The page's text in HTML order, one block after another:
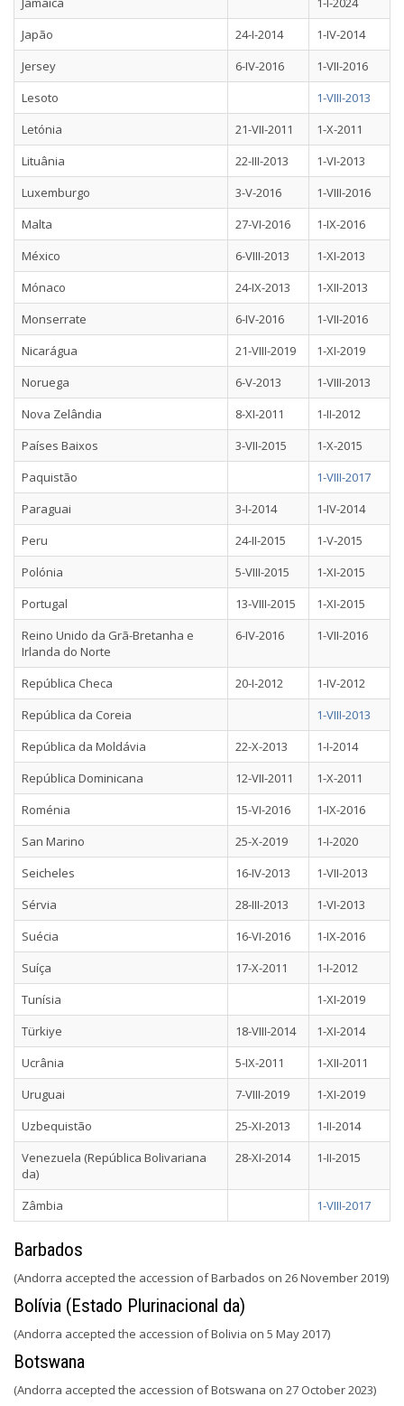
Japão
24-I-2014
1-IV-2014
Jersey
6-IV-2016
1-VII-2016
Lesoto
1-VIII-2013
Letónia
21-VII-2011
1-X-2011
Lituânia
22-III-2013
1-VI-2013
Luxemburgo
3-V-2016
1-VIII-2016
Malta
27-VI-2016
1-IX-2016
México
6-VIII-2013
1-XI-2013
Mónaco
24-IX-2013
1-XII-2013
Monserrate
6-IV-2016
1-VII-2016
Nicarágua
21-VIII-2019
1-XI-2019
Noruega
6-V-2013
1-VIII-2013
Nova Zelândia
8-XI-2011
1-II-2012
Países Baixos
3-VII-2015
1-X-2015
Paquistão
1-VIII-2017
Paraguai
3-I-2014
1-IV-2014
Peru
24-II-2015
1-V-2015
Polónia
5-VIII-2015
1-XI-2015
Portugal
13-VIII-2015
1-XI-2015
Reino Unido da Grã-Bretanha e
Irlanda do Norte
6-IV-2016 1-VII-2016
República Checa 20-I-2012
1-IV-2012
República da Coreia
1-VIII-2013
República da Moldávia
22-X-2013
1-I-2014
República Dominicana
12-VII-2011
1-X-2011
Roménia
15-VI-2016
1-IX-2016
San Marino
25-X-2019
1-I-2020
Seicheles
16-IV-2013
1-VII-2013
Sérvia
28-III-2013
1-VI-2013
Suécia
16-VI-2016
1-IX-2016
Suíça
17-X-2011
1-I-2012
Tunísia
1-XI-2019
Türkiye
18-VIII-2014
1-XI-2014
Ucrânia
5-IX-2011
1-XII-2011
Uruguai
7-VIII-2019
1-XI-2019
Uzbequistão
25-XI-2013
1-II-2014
Venezuela (República Bolivariana
da)
28-XI-2014 1-II-2015
Zâmbia 1-VIII-2017
Barbados
(Andorra accepted the accession of Barbados on 26 November 2019)
Bolívia (Estado Plurinacional da)
(Andorra accepted the accession of Bolivia on 5 May 2017)
Botswana
(Andorra accepted the accession of Botswana on 27 October 2023)